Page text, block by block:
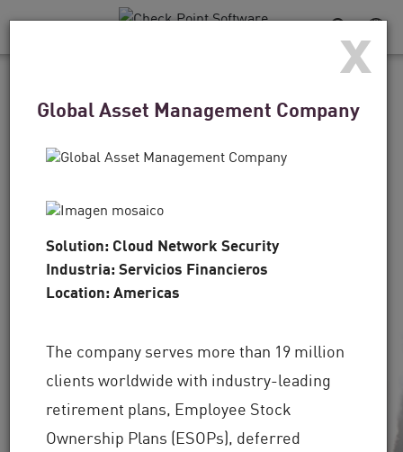
x
Global Asset Management Company
Solution: Cloud Network Security
Industria: Servicios Financieros
Location: Americas
The company serves more than 19 million
clients worldwide with industry-leading
retirement plans, Employee Stock
Ownership Plans (ESOPs), deferred
la defensa es una
estrategia ganadora
“La tecnología es lo más importante, pero
también se trata de las personas, y esa es otra
vanguardia”.
Leer ahora Ver video